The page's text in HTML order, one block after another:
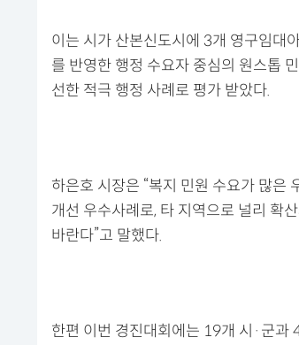
이는 시가 산본신도시에 3개 영구임대
를 반영한 행정 수요자 중심의 원스톱
선한 적극 행정 사례로 평가 받았다.
하은호 시장은 “복지 민원 수요가 많은
개선 우수사례로, 타 지역으로 널리 확
바란다”고 말했다.
한편 이번 경진대회에는 19개 시·군과